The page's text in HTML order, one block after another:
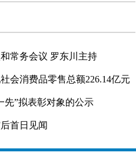
常务会议 罗东川主持
会消费品零售总额226.14亿元
先”拟表彰对象的公示
首日见闻